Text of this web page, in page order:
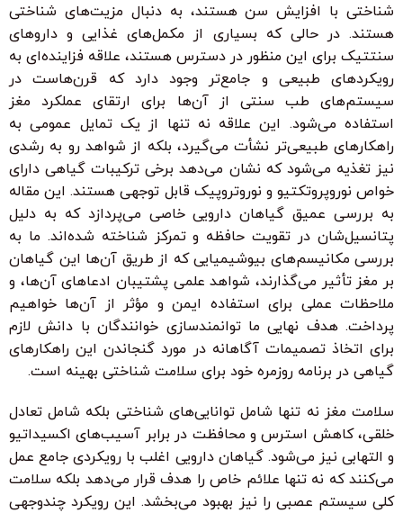
شناختی با افزایش سن هستند، به دنبال مزیت‌های شناختی
هستند. در حالی که بسیاری از مکمل‌های غذایی و داروهای
سنتتیک برای این منظور در دسترس هستند، علاقه فزاینده‌ای به
رویکردهای طبیعی و جامع‌تر وجود دارد که قرن‌هاست در
سیستم‌های طب سنتی از آن‌ها برای ارتقای عملکرد مغز
استفاده می‌شود. این علاقه نه تنها از یک تمایل عمومی به
راهکارهای طبیعی‌تر نشأت می‌گیرد، بلکه از شواهد رو به رشدی
نیز تغذیه می‌شود که نشان می‌دهد برخی ترکیبات گیاهی دارای
خواص نوروپروتکتیو و نوروتروپیک قابل توجهی هستند. این مقاله
به بررسی عمیق گیاهان دارویی خاصی می‌پردازد که به دلیل
پتانسیل‌شان در تقویت حافظه و تمرکز شناخته شده‌اند. ما به
بررسی مکانیسم‌های بیوشیمیایی که از طریق آن‌ها این گیاهان
بر مغز تأثیر می‌گذارند، شواهد علمی پشتیبان ادعاهای آن‌ها، و
ملاحظات عملی برای استفاده ایمن و مؤثر از آن‌ها خواهیم
پرداخت. هدف نهایی ما توانمندسازی خوانندگان با دانش لازم
برای اتخاذ تصمیمات آگاهانه در مورد گنجاندن این راهکارهای
گیاهی در برنامه روزمره خود برای سلامت شناختی بهینه است.
سلامت مغز نه تنها شامل توانایی‌های شناختی بلکه شامل تعادل
خلقی، کاهش استرس و محافظت در برابر آسیب‌های اکسیداتیو
و التهابی نیز می‌شود. گیاهان دارویی اغلب با رویکردی جامع عمل
می‌کنند که نه تنها علائم خاص را هدف قرار می‌دهد بلکه سلامت
کلی سیستم عصبی را نیز بهبود می‌بخشد. این رویکرد چندوجهی